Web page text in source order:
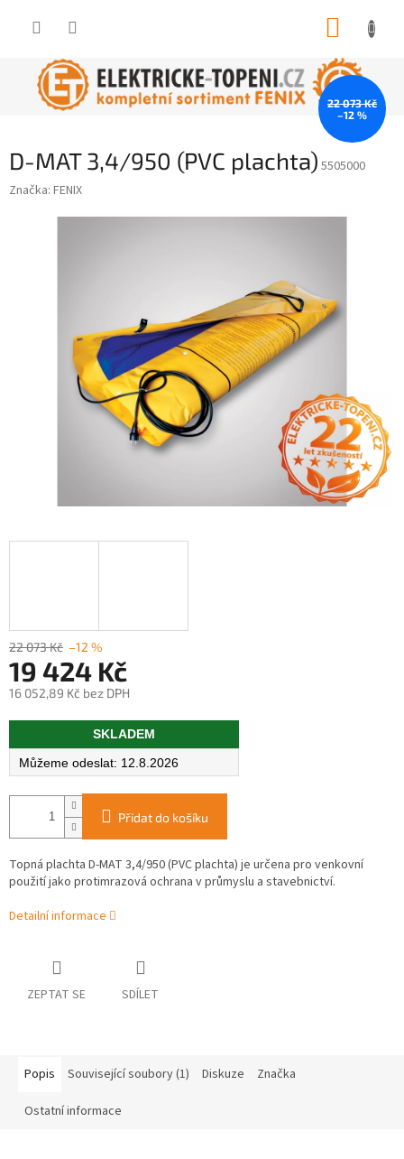
D-MAT 3,4/950 (PVC plachta) 5505000
Značka: FENIX
22 073 Kč
–12 %
22 073 Kč –12 %
19 424 Kč
16 052,89 Kč bez DPH
Měrná
SKLADEM
12.8.2026
Přidat do košíku
Topná plachta D-MAT 3,4/950 (PVC plachta) je určena pro venkovní
použití jako protimrazová ochrana v průmyslu a stavebnictví.
Detailní informace
ZEPTAT SE SDÍLET
Popis Související soubory (1) Diskuze Značka
Ostatní informace